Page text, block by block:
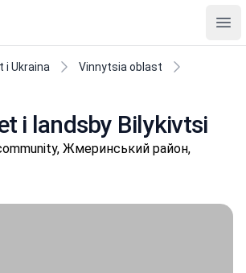
i Ukraina
Vinnytsia oblast
i landsby Bilykivtsi
Жмеринський район,